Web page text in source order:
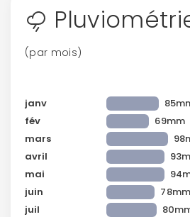
(par mois)
janv
fév
69mm
mars
avril
mai
juin
78mm
juil